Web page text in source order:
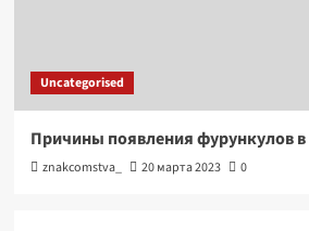
Uncategorised
Причины появления фурункулов
znakcomstva_ 20 марта 2023 0